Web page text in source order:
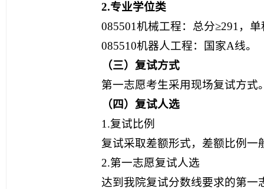
2.专业学位类
085501机械工程：总分≥291，
085510机器人工程：国家A线。
（三）复试方式
第一志愿考生采用现场复试方式
（四）复试人选
1.复试比例
复试采取差额形式，差额比例
2.第一志愿复试人选
达到我院复试分数线要求的第